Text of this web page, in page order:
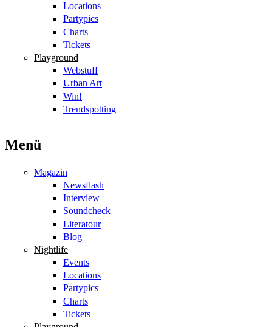
Locations
Partypics
Charts
Tickets
Playground
Webstuff
Urban Art
Win!
Trendspotting
Menü
Magazin
Newsflash
Interview
Soundcheck
Literatour
Blog
Nightlife
Events
Locations
Partypics
Charts
Tickets